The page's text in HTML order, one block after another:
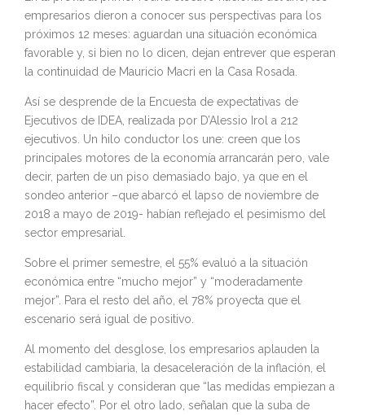
empresarios dieron a conocer sus perspectivas para los
próximos 12 meses: aguardan una situación económica
favorable y, si bien no lo dicen, dejan entrever que esperan
la continuidad de Mauricio Macri en la Casa Rosada.
Así se desprende de la Encuesta de expectativas de
Ejecutivos de IDEA, realizada por D’Alessio Irol a 212
ejecutivos. Un hilo conductor los une: creen que los
principales motores de la economía arrancarán pero, vale
decir, parten de un piso demasiado bajo, ya que en el
sondeo anterior –que abarcó el lapso de noviembre de
2018 a mayo de 2019- habían reflejado el pesimismo del
sector empresarial.
Sobre el primer semestre, el 55% evaluó a la situación
económica entre “mucho mejor” y “moderadamente
mejor”. Para el resto del año, el 78% proyecta que el
escenario será igual de positivo.
Al momento del desglose, los empresarios aplauden la
estabilidad cambiaria, la desaceleración de la inflación, el
equilibrio fiscal y consideran que “las medidas empiezan a
hacer efecto”. Por el otro lado, señalan que la suba de